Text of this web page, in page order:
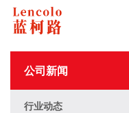
公司新闻
行业动态